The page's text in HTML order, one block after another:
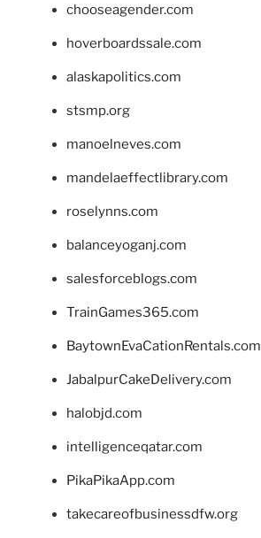
chooseagender.com
hoverboardssale.com
alaskapolitics.com
stsmp.org
manoelneves.com
mandelaeffectlibrary.com
roselynns.com
balanceyoganj.com
salesforceblogs.com
TrainGames365.com
BaytownEvaCationRentals.com
JabalpurCakeDelivery.com
halobjd.com
intelligenceqatar.com
PikaPikaApp.com
takecareofbusinessdfw.org